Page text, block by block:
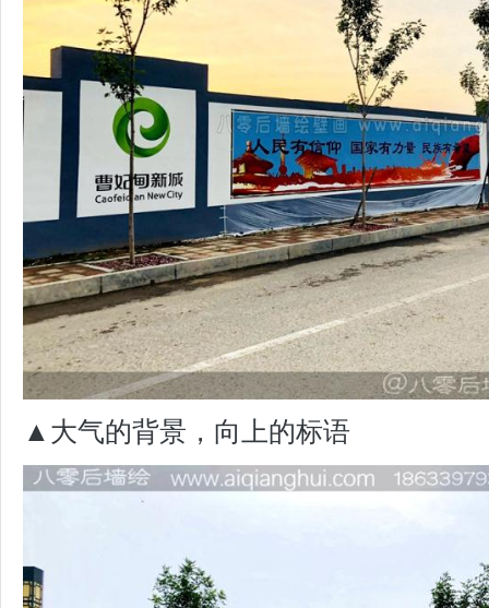
▲大气的背景，向上的标语